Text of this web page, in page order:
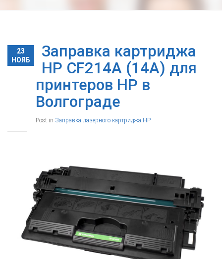
23
НОЯБ
Заправка картриджа
HP CF214A (14A) для
принтеров HP в
Волгограде
Post in Заправка лазерного картриджа HP